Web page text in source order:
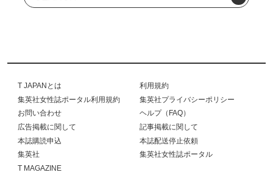
T JAPANとは
利用規約
集英社女性誌ポータル利用規約
集英社プライバシーポリシー
お問い合わせ
ヘルプ（FAQ）
広告掲載に関して
記事掲載に関して
本誌購読申込
本誌配送停止依頼
集英社
集英社女性誌ポータル
T MAGAZINE